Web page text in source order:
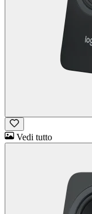
Vedi tutto